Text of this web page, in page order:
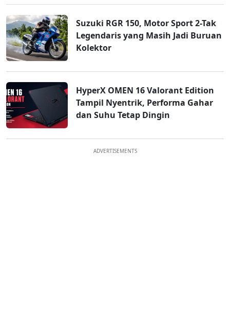
Suzuki RGR 150, Motor Sport 2-Tak
Legendaris yang Masih Jadi Buruan
Kolektor
HyperX OMEN 16 Valorant Edition
Tampil Nyentrik, Performa Gahar
dan Suhu Tetap Dingin
ADVERTISEMENTS